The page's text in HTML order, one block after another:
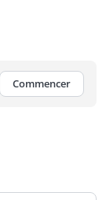
Commencer